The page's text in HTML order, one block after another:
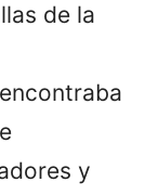
de la
y